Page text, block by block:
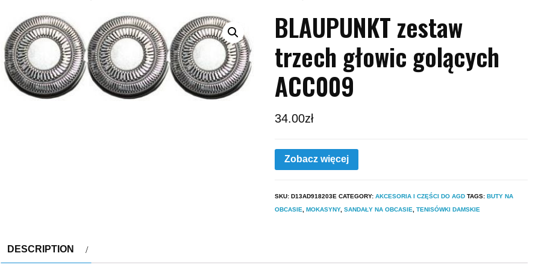
BLAUPUNKT zestaw
trzech głowic golących
ACC009
34.00zł
Zobacz więcej
SKU: D13AD918203E CATEGORY: AKCESORIA I CZĘŚCI DO AGD TAGS: BUTY NA
OBCASIE, MOKASYNY, SANDAŁY NA OBCASIE, TENISÓWKI DAMSKIE
DESCRIPTION